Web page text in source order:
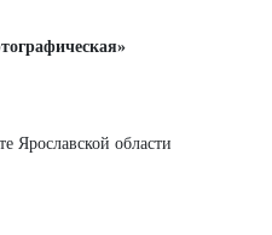
Ярославской области